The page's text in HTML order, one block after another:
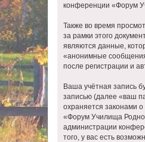
конференции «Форум
Также во время
за рамки этого
являются данные,
«анонимные
после регистрации и
Ваша учётная запись
записью (далее «ваш
охраняется законами
«Форум Училища
администрации
того, у вас есть